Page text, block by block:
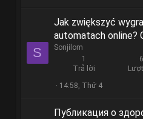
S
Jak zwiększyć
automatach online?
Sonjilom
1
Trả lời
14:58, Thứ 4
Публикация о